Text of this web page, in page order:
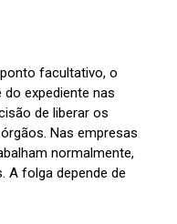
facultativo, o
expediente nas
de liberar os
Nas empresas
normalmente,
A folga depende de